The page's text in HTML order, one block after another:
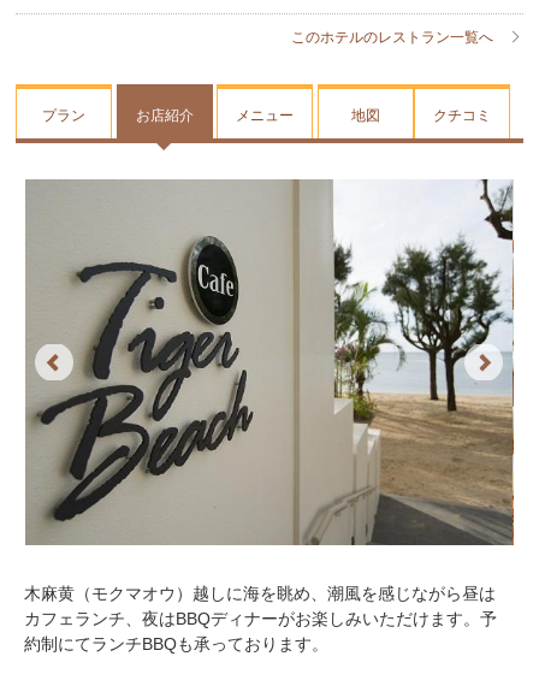
このホテルのレストラン一覧へ
プラン お店紹介 メニュー 地図 クチコミ
Previous Next
木麻黄（モクマオウ）越しに海を眺め、潮風を感じながら昼は
カフェランチ、夜はBBQディナーがお楽しみいただけます。予
約制にてランチBBQも承っております。